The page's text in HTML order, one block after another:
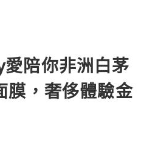
陪你非洲白茅
膜，奢侈體驗金